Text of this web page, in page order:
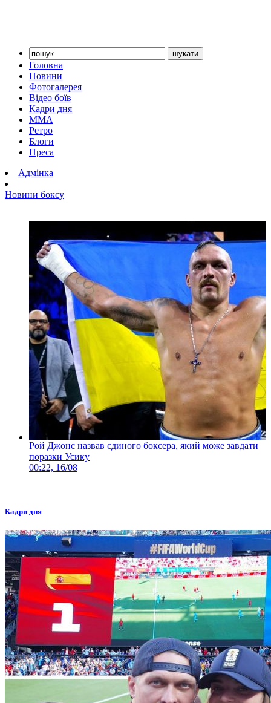
Головна
Новини
Фотогалерея
Відео боїв
Кадри дня
ММА
Ретро
Блоги
Преса
Адмінка
Новини боксу
Рой Джонс назвав єдиного боксера, який може завдати
поразки Усику
00:22, 16/08
Кадри дня